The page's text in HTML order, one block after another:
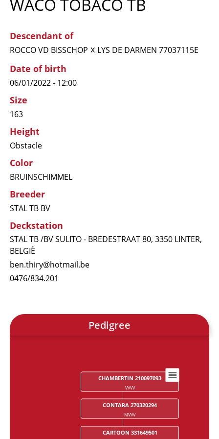
WACO TOBACO TB
Descendant of
ROCCO VD BISSCHOP x LYS DE DARMEN 77037115E
Date of birth
06/01/2022 - 12:00
Size
163
Height
Obstacle
Color
BRUINSCHIMMEL
Breeder
STAL TB BV
Deckstation
STAL TB /BV SULITO - BREDESTRAAT 80, 3350 LINTER,
BELGIË
ben.thiry@hotmail.be
0476/834.201
Pedigree
Chart with 28 data points.
CHAMBERTIN 210097093
VVVV
CONTARA 270320294
MVVV
CARTOON 331649501